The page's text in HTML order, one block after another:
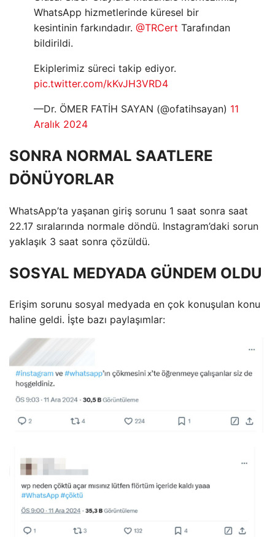
WhatsApp hizmetlerinde küresel bir
kesintinin farkındadır. @TRCert Tarafından
bildirildi.
Ekiplerimiz süreci takip ediyor.
pic.twitter.com/kKvJH3VRD4
—Dr. ÖMER FATİH SAYAN (@ofatihsayan) 11
Aralık 2024
SONRA NORMAL SAATLERE
DÖNÜYORLAR
WhatsApp’ta yaşanan giriş sorunu 1 saat sonra saat
22.17 sıralarında normale döndü. Instagram’daki sorun
yaklaşık 3 saat sonra çözüldü.
SOSYAL MEDYADA GÜNDEM OLDU
Erişim sorunu sosyal medyada en çok konuşulan konu
haline geldi. İşte bazı paylaşımlar: